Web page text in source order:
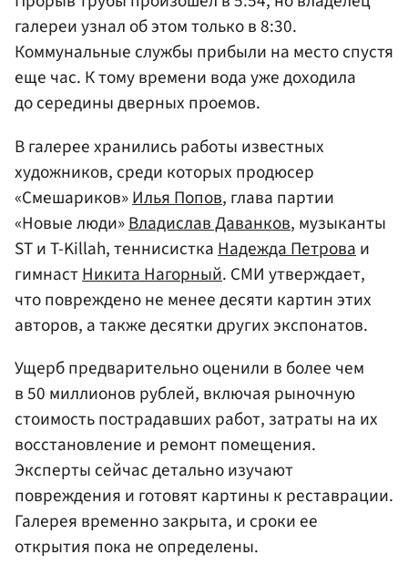
галереи узнал об этом только в 8:30.
Коммунальные службы прибыли на место спустя
еще час. К тому времени вода уже доходила
до середины дверных проемов.
В галерее хранились работы известных
художников, среди которых продюсер
«Смешариков»Илья Попов, глава партии
«Новые люди»Владислав Даванков, музыканты
ST и T-Killah, теннисистка Надежда Петрова и
гимнастНикита Нагорный. СМИ утверждает,
что повреждено не менее десяти картин этих
авторов, а также десятки других экспонатов.
Ущерб предварительно оценили в более чем
в 50 миллионов рублей, включая рыночную
стоимость пострадавших работ, затраты на их
восстановление и ремонт помещения.
Эксперты сейчас детально изучают
повреждения и готовят картины к реставрации.
Галерея временно закрыта, и сроки ее
открытия пока не определены.